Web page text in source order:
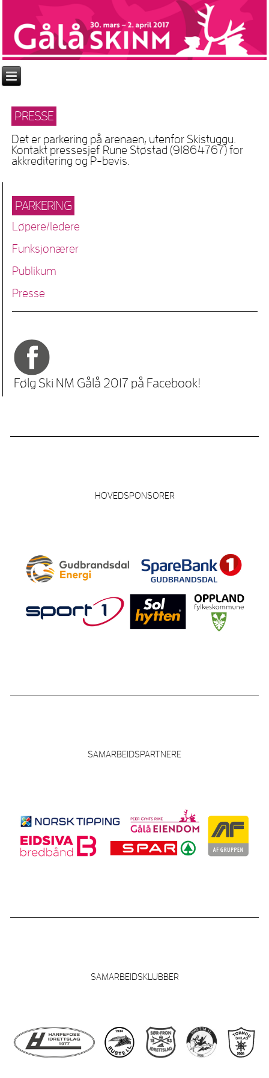
PRESSE
Det er parkering på arenaen, utenfor Skistuggu.
Kontakt pressesjef Rune Støstad (91864767) for
akkreditering og P-bevis.
PARKERING
Løpere/ledere
Funksjonærer
Publikum
Presse
Følg Ski NM Gålå 2017 på Facebook!
HOVEDSPONSORER
SAMARBEIDSPARTNERE
SAMARBEIDSKLUBBER